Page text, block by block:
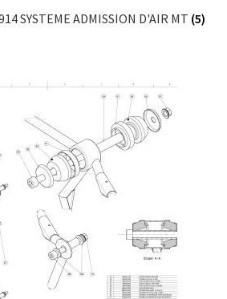
SYSTEME ADMISSION D'AIR MT (5)